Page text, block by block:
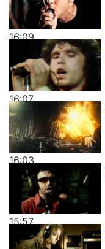
16:09
16:07
16:03
15:57